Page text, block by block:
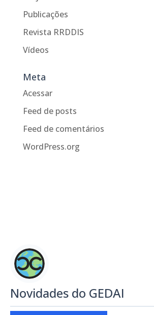
Publicações
Revista RRDDIS
Vídeos
Meta
Acessar
Feed de posts
Feed de comentários
WordPress.org
Novidades do GEDAI